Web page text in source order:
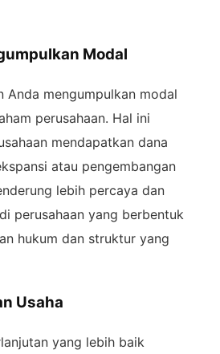
Modal
Anda mengumpulkan modal
perusahaan. Hal ini
mendapatkan dana
atau pengembangan
lebih percaya dan
perusahaan yang berbentuk
hukum dan struktur yang
Usaha
yang lebih baik